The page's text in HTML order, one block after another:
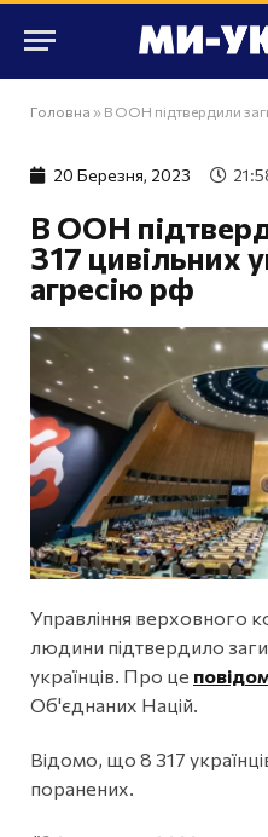
Головна » В ООН підтвердили загибель
20 Березня, 2023
В ООН
317 цивільних
агресію рф
Управління верховного
людини підтвердило
українців. Про це
Об'єднаних Націй.
Відомо, що 8 317
поранених.